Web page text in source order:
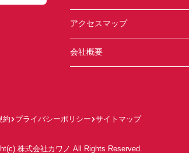
アクセスマップ
会社概要
約 プライバシーポリシー サイトマップ
株式会社カワノ All Rights Reserved.